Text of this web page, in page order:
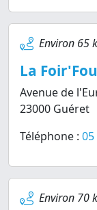
Environ 65
La
Avenue de
23000 Guéret
Téléphone : 05
Environ 70